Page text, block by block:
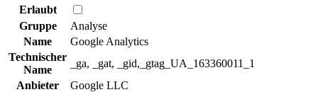
Erlaubt
Gruppe
Analyse
Name
Google Analytics
Technischer
Name
_ga, _gat, _gid,_gtag_UA_163360011_1
Anbieter
Google LLC